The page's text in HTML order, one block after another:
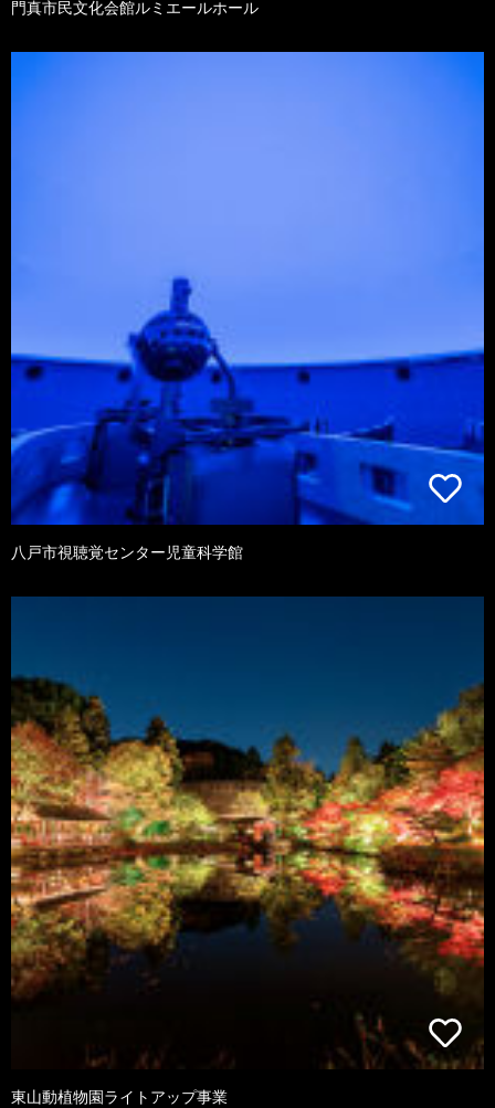
門真市民文化会館ルミエールホール
八戸市視聴覚センター児童科学館
東山動植物園ライトアップ事業